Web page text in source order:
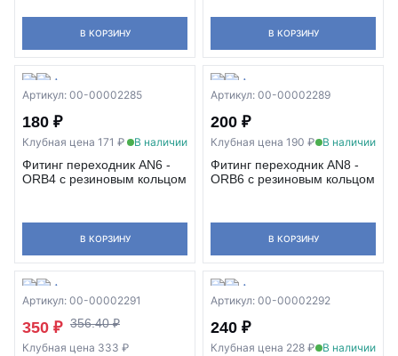
В КОРЗИНУ В КОРЗИНУ
Артикул: 00-00002285
180 ₽
Клубная цена 171 ₽ В наличии
Фитинг переходник AN6 -
ORB4 с резиновым кольцом
В КОРЗИНУ
Артикул: 00-00002289
200 ₽
Клубная цена 190 ₽ В наличии
Фитинг переходник AN8 -
ORB6 с резиновым кольцом
В КОРЗИНУ
Артикул: 00-00002291
350 ₽ 356.40 ₽
Клубная цена 333 ₽
Артикул: 00-00002292
240 ₽
Клубная цена 228 ₽ В наличии